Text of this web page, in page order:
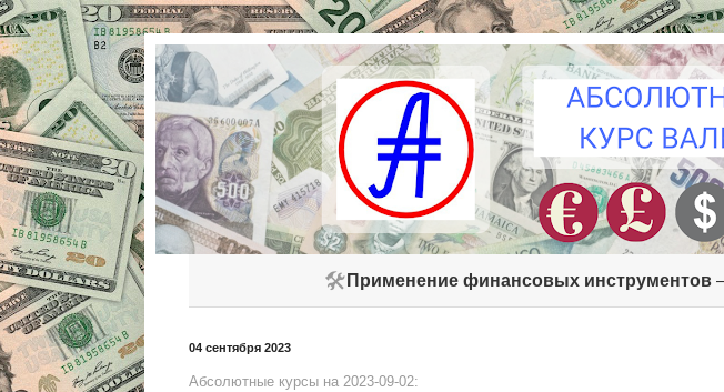
🛠️ Применение финансовых инструментов
04 сентября 2023
Абсолютные курсы на 2023-09-02: